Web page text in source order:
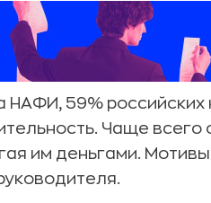
59% российских
Чаще
им деньгами.